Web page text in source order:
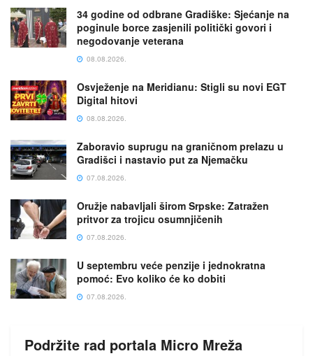
34 godine od odbrane Gradiške: Sjećanje na
poginule borce zasjenili politički govori i
negodovanje veterana
08.08.2026.
Osvježenje na Meridianu: Stigli su novi EGT
Digital hitovi
08.08.2026.
Zaboravio suprugu na graničnom prelazu u
Gradišci i nastavio put za Njemačku
07.08.2026.
Oružje nabavljali širom Srpske: Zatražen
pritvor za trojicu osumnjičenih
07.08.2026.
U septembru veće penzije i jednokratna
pomoć: Evo koliko će ko dobiti
07.08.2026.
Podržite rad portala Micro Mreža